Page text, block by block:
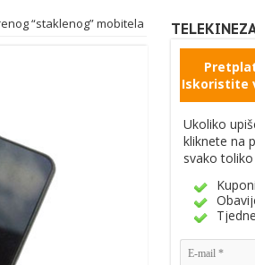
“staklenog” mobitela
Iskoristite
Ukoliko
kliknete na
svako